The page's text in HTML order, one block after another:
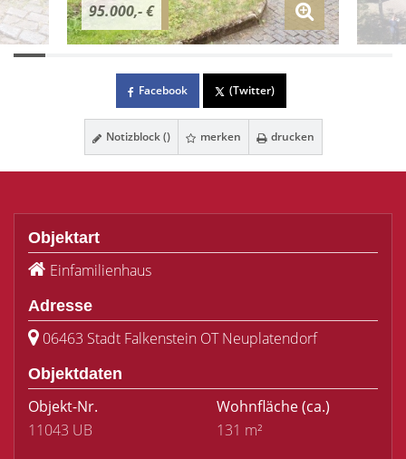
95.000,- €
Facebook (Twitter)
Notizblock () merken drucken
Objektart
Einfamilienhaus
Adresse
06463 Stadt Falkenstein OT Neuplatendorf
Objektdaten
Objekt-Nr.
11043 UB
Wohnfläche(ca.)
131 m²